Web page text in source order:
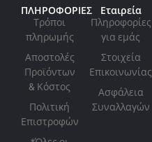
ΠΛΗΡΟΦΟΡΙΕΣ
Τρόποι
πληρωμής
Αποστολές
Προϊόντων
& Κόστος
Πολιτική
Επιστροφών
Εταιρεία
Πληροφορίες
για εμάς
Στοιχεία
Επικοινωνίας
Ασφάλεια
Συναλλαγών